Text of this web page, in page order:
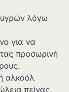
λόγω
για να
προσωρινή
αλκοόλ
πείνας,